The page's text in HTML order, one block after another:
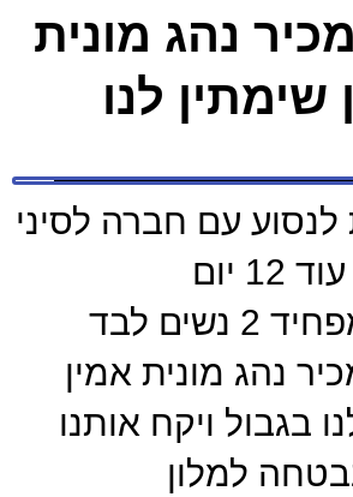
נהג מונית
שימתין לנו
לנסוע עם חברה לסיני
עוד 12 יום
נשים לבד
נהג מונית אמין
בגבול ויקח אותנו
למלון